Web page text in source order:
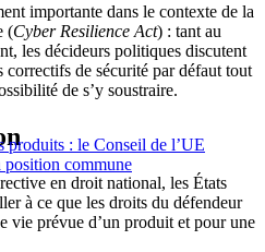
importante dans le contexte de la
(Cyber Resilience Act) : tant au
les décideurs politiques discutent
de sécurité par défaut tout
de s’y soustraire.
produits : le Conseil de l’UE
position commune
en droit national, les États
à ce que les droits du défendeur
vie prévue d’un produit et pour une